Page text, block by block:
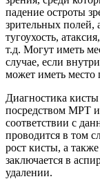
падение остроты
зрительных полей,
тугоухость,
т.д. Могут иметь
случае, если
может иметь место
Диагностика
посредством МРТ и
соответствии с
проводится в том
рост кисты, а
заключается в
удалении.